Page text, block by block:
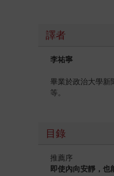
譯者
李祐寧
畢業於政治大學新
等。
目錄
推薦序
即使內向安靜，也